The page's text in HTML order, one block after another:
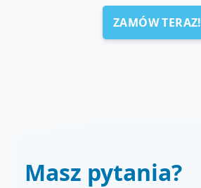
ZAMÓW TERAZ!
Masz pytania?